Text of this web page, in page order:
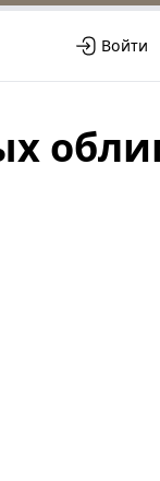
Войти